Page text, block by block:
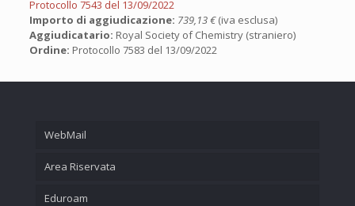
Protocollo 7543 del 13/09/2022
Importo di aggiudicazione: 739,13 €(iva esclusa)
Aggiudicatario: Royal Society of Chemistry (straniero)
Ordine: Protocollo 7583 del 13/09/2022
WebMail
Area Riservata
Eduroam